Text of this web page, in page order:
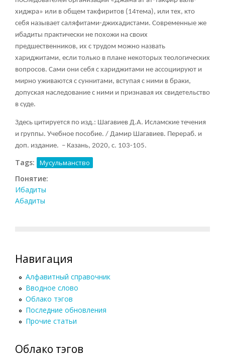
хиджра» или в общем такфиритов (14тема), или тех, кто
себя называет саляфитами-джихадистами. Современные же
ибадиты практически не похожи на своих
предшественников, их с трудом можно назвать
хариджитами, если только в плане некоторых теологических
вопросов. Сами они себя с хариджитами не ассоциируют и
мирно уживаются с суннитами, вступая с ними в браки,
допуская наследование с ними и признавая их свидетельство
в суде.
Здесь цитируется по изд.: Шагавиев Д.А. Исламские течения
и группы. Учебное пособие. / Дамир Шагавиев. Перераб. и
доп. издание. – Казань, 2020, с. 103-105.
Tags: Мусульманство
Понятие:
Ибадиты
Абадиты
Навигация
Алфавитный справочник
Вводное слово
Облако тэгов
Последние обновления
Прочие статьи
Облако тэгов